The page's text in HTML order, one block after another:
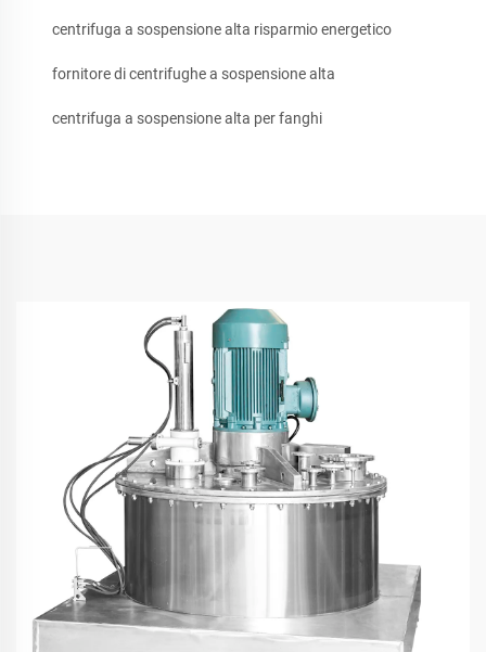
centrifuga a sospensione alta risparmio energetico
fornitore di centrifughe a sospensione alta
centrifuga a sospensione alta per fanghi